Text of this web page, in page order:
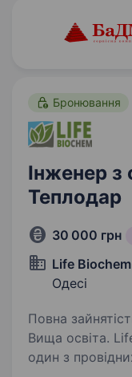
Бронювання
Інженер з
Теплодар
30 000 грн
Life Biochem
Одесі
Повна
Вища освіта. LifeBiochem (lifebiochem.ua) —
один з